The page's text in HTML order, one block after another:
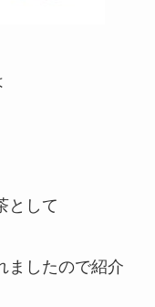
として
ましたので紹介